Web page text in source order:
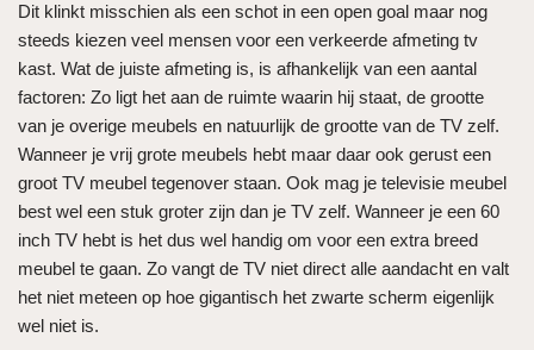
Dit klinkt misschien als een schot in een open goal maar nog
steeds kiezen veel mensen voor een verkeerde afmeting tv
kast. Wat de juiste afmeting is, is afhankelijk van een aantal
factoren: Zo ligt het aan de ruimte waarin hij staat, de grootte
van je overige meubels en natuurlijk de grootte van de TV zelf.
Wanneer je vrij grote meubels hebt maar daar ook gerust een
groot TV meubel tegenover staan. Ook mag je televisie meubel
best wel een stuk groter zijn dan je TV zelf. Wanneer je een 60
inch TV hebt is het dus wel handig om voor een extra breed
meubel te gaan. Zo vangt de TV niet direct alle aandacht en valt
het niet meteen op hoe gigantisch het zwarte scherm eigenlijk
wel niet is.